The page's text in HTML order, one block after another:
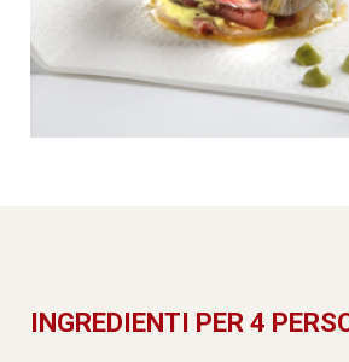
INGREDIENTI PER 4